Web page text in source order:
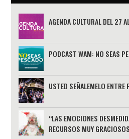
AGENDA CULTURAL DEL 27
PODCAST WAM: NO SEAS
USTED SEÑALEMELO ENTRE
“LAS EMOCIONES
RECURSOS MUY